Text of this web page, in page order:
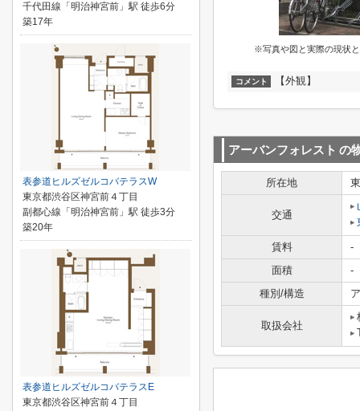
※写真や図と実際の現状
コメント 【外観】
アーバンフォレスト の
所在地
交通
賃料
-
面積
-
種別/構造
取扱会社
千代田線「明治神宮前」駅 徒歩6分
築17年
表参道ヒルズゼルコバテラスW
東京都渋谷区神宮前４丁目
副都心線「明治神宮前」駅 徒歩3分
築20年
表参道ヒルズゼルコバテラスE
東京都渋谷区神宮前４丁目